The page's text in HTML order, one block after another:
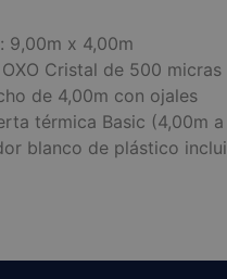
9,00m x 4,00m
Cristal de 500 micras
de 4,00m con ojales
térmica Basic (4,00m
blanco de plástico